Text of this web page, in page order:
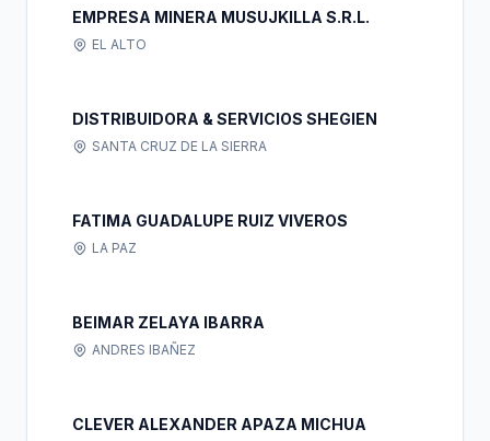
EMPRESA MINERA MUSUJKILLA S.R.L.
EL ALTO
DISTRIBUIDORA & SERVICIOS SHEGIEN
SANTA CRUZ DE LA SIERRA
FATIMA GUADALUPE RUIZ VIVEROS
LA PAZ
BEIMAR ZELAYA IBARRA
ANDRES IBAÑEZ
CLEVER ALEXANDER APAZA MICHUA